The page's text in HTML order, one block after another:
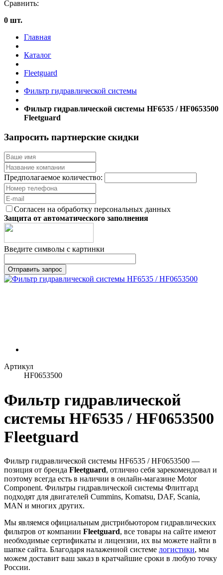
Сравнить:
0 шт.
Главная
Каталог
Fleetguard
Фильтр гидравлической системы
Фильтр гидравлической системы HF6535 / HF0653500
Fleetguard
Запросить партнерские скидки
Предполагаемое количество:
Согласен на обработку персональных данных
Защита от автоматического заполнения
Введите символы с картинки
Артикул
HF0653500
Фильтр гидравлической
системы HF6535 / HF0653500
Fleetguard
Фильтр гидравлической системы HF6535 / HF0653500 —
позиция от бренда Fleetguard, отлично себя зарекомендовал и
поэтому всегда есть в наличии в онлайн-магазине Motor
Component. Фильтры гидравлической системы Флитгард
подходят для двигателей Cummins, Komatsu, DAF, Scania,
MAN и многих других.
Мы являемся официальным дистрибьютором гидравлических
фильтров от компании Fleetguard, все товары на сайте имеют
необходимые сертификаты и лицензии, их вы можете найти в
шапке сайта. Благодаря налаженной системе логистики, мы
можем доставит ваш заказ в кратчайшие сроки в любую точку
России.